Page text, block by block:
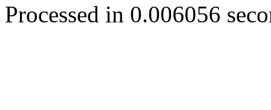
Processed in 0.006056